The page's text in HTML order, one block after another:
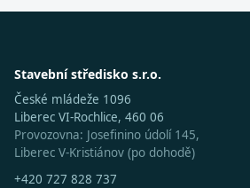
Stavební středisko s.r.o.
České mládeže 1096
Liberec VI-Rochlice, 460 06
Provozovna: Josefinino údolí 145,
Liberec V-Kristiánov (po dohodě)
+420 727 828 737